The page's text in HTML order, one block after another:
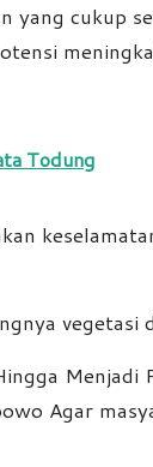
cukup
Todung
vegetasi
Menjadi
Agar